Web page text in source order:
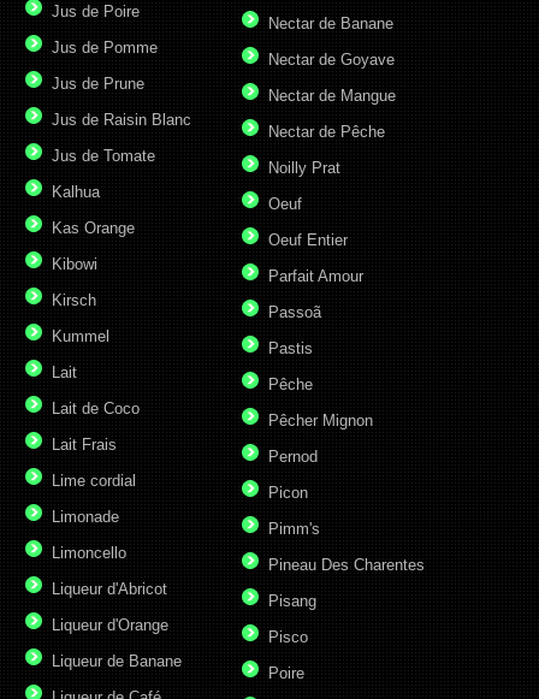
Jus de Poire
Jus de Pomme
Jus de Prune
Jus de Raisin Blanc
Jus de Tomate
Kalhua
Kas Orange
Kibowi
Kirsch
Kummel
Lait
Lait de Coco
Lait Frais
Lime cordial
Limonade
Limoncello
Liqueur d'Abricot
Liqueur d'Orange
Liqueur de Banane
Nectar de Banane
Nectar de Goyave
Nectar de Mangue
Nectar de Pêche
Noilly Prat
Oeuf
Oeuf Entier
Parfait Amour
Passoã
Pastis
Pêche
Pêcher Mignon
Pernod
Picon
Pimm's
Pineau Des Charentes
Pisang
Pisco
Poire